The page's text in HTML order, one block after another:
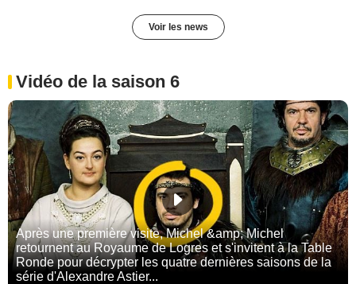
Voir les news
Vidéo de la saison 6
Après une première visite, Michel &amp; Michel
retournent au Royaume de Logres et s'invitent à la Table
Ronde pour décrypter les quatre dernières saisons de la
série d'Alexandre Astier...